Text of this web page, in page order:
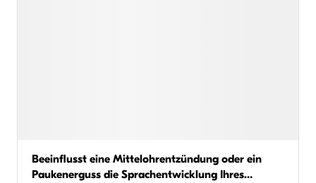
Beeinflusst eine Mittelohrentzündung oder ein
Paukenerguss die Sprachentwicklung Ihres